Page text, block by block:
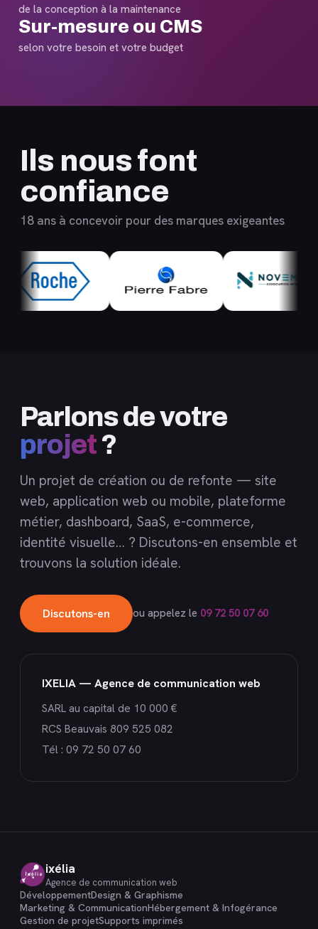
de la conception à la maintenance
Sur-mesure ou CMS
selon votre besoin et votre budget
Ils nous font
confiance
18 ans à concevoir pour des marques exigeantes
Parlons de votre
projet?
Un projet de création ou de refonte — site
web, application web ou mobile, plateforme
métier, dashboard, SaaS, e-commerce,
identité visuelle… ? Discutons-en ensemble et
trouvons la solution idéale.
Discutons-en ou appelez le 09 72 50 07 60
IXELIA — Agence de communication web
SARL au capital de 10 000 €
RCS Beauvais 809 525 082
Tél : 09 72 50 07 60
ixélia
Agence de communication web
DéveloppementDesign & Graphisme
Marketing & CommunicationHébergement & Infogérance
Gestion de projetSupports imprimés